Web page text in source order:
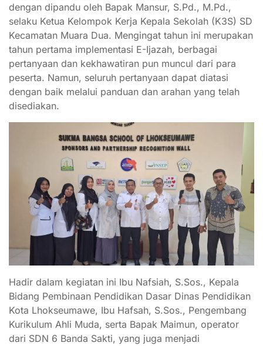
dengan dipandu oleh Bapak Mansur, S.Pd., M.Pd.,
selaku Ketua Kelompok Kerja Kepala Sekolah (K3S) SD
Kecamatan Muara Dua. Mengingat tahun ini merupakan
tahun pertama implementasi E-Ijazah, berbagai
pertanyaan dan kekhawatiran pun muncul dari para
peserta. Namun, seluruh pertanyaan dapat diatasi
dengan baik melalui panduan dan arahan yang telah
disediakan.
Hadir dalam kegiatan ini Ibu Nafsiah, S.Sos., Kepala
Bidang Pembinaan Pendidikan Dasar Dinas Pendidikan
Kota Lhokseumawe, Ibu Hafsah, S.Sos., Pengembang
Kurikulum Ahli Muda, serta Bapak Maimun, operator
dari SDN 6 Banda Sakti, yang juga menjadi